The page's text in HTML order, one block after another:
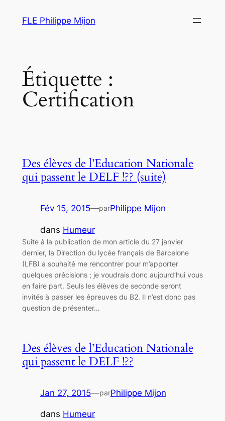
FLE Philippe Mijon
Étiquette :
Certification
Des élèves de l’Education Nationale
qui passent le DELF !?? (suite)
Fév 15, 2015—parPhilippe Mijon
dans Humeur
Suite à la publication de mon article du 27 janvier
dernier, la Direction du lycée français de Barcelone
(LFB) a souhaité me rencontrer pour m’apporter
quelques précisions ; je voudrais donc aujourd’hui vous
en faire part. Seuls les élèves de seconde seront
invités à passer les épreuves du B2. Il n’est donc pas
question de présenter…
Des élèves de l’Education Nationale
qui passent le DELF !??
Jan 27, 2015—parPhilippe Mijon
dans Humeur